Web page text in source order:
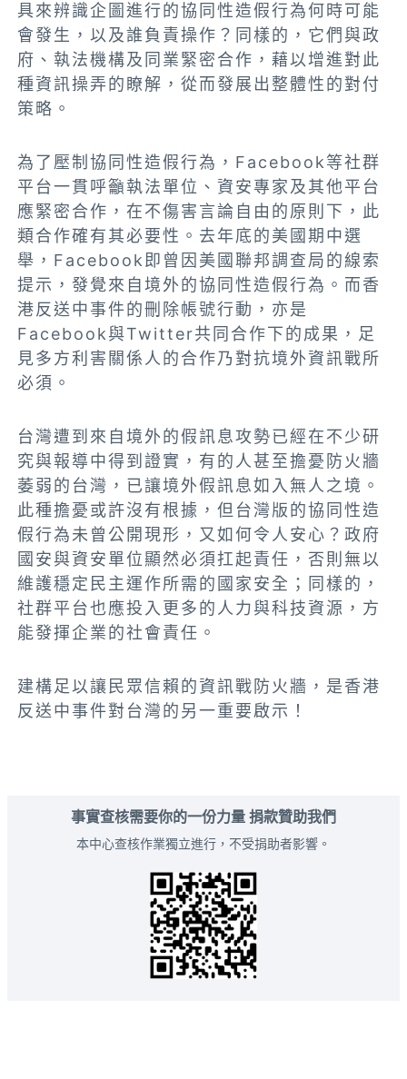
具來辨識企圖進行的協同性造假行為何時可能
會發生，以及誰負責操作？同樣的，它們與政
府、執法機構及同業緊密合作，藉以增進對此
種資訊操弄的瞭解，從而發展出整體性的對付
策略。
為了壓制協同性造假行為，Facebook等社群
平台一貫呼籲執法單位、資安專家及其他平台
應緊密合作，在不傷害言論自由的原則下，此
類合作確有其必要性。去年底的美國期中選
舉，Facebook即曾因美國聯邦調查局的線索
提示，發覺來自境外的協同性造假行為。而香
港反送中事件的刪除帳號行動，亦是
Facebook與Twitter共同合作下的成果，足
見多方利害關係人的合作乃對抗境外資訊戰所
必須。
台灣遭到來自境外的假訊息攻勢已經在不少研
究與報導中得到證實，有的人甚至擔憂防火牆
萎弱的台灣，已讓境外假訊息如入無人之境。
此種擔憂或許沒有根據，但台灣版的協同性造
假行為未曾公開現形，又如何令人安心？政府
國安與資安單位顯然必須扛起責任，否則無以
維護穩定民主運作所需的國家安全；同樣的，
社群平台也應投入更多的人力與科技資源，方
能發揮企業的社會責任。
建構足以讓民眾信賴的資訊戰防火牆，是香港
反送中事件對台灣的另一重要啟示！
事實查核需要你的一份力量 捐款贊助我們
本中心查核作業獨立進行，不受捐助者影響。